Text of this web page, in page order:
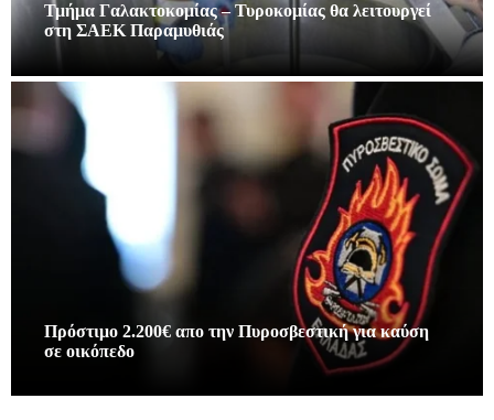
Τμήμα Γαλακτοκομίας – Τυροκομίας θα λειτουργεί
στη ΣΑΕΚ Παραμυθιάς
Πρόστιμο 2.200€ απο την Πυροσβεστική για καύση
σε οικόπεδο